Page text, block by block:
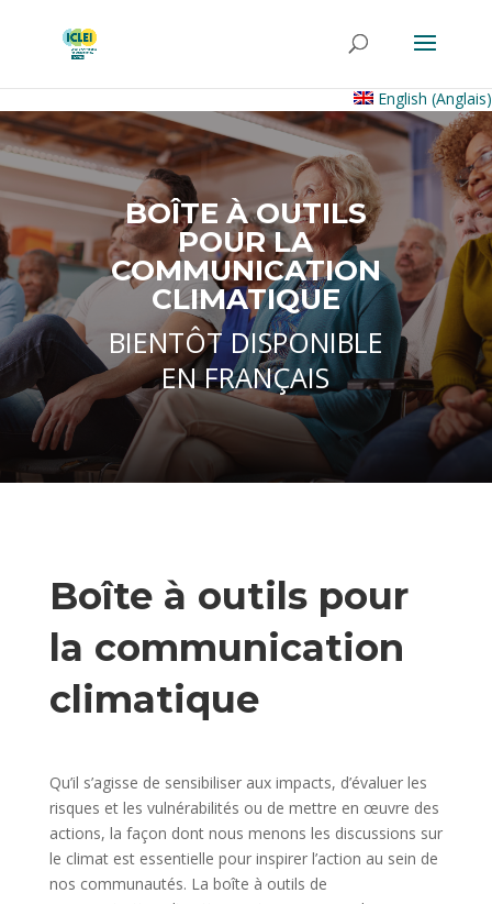
English (Anglais)
BOÎTE À OUTILS
POUR LA
COMMUNICATION
CLIMATIQUE
BIENTÔT DISPONIBLE
EN FRANÇAIS
Boîte à outils pour
la communication
climatique
Qu’il s’agisse de sensibiliser aux impacts, d’évaluer les
risques et les vulnérabilités ou de mettre en œuvre des
actions, la façon dont nous menons les discussions sur
le climat est essentielle pour inspirer l’action au sein de
nos communautés. La boîte à outils de